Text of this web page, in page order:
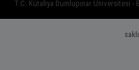
T.C. Kütahya Dumlupınar Üniversitesi -